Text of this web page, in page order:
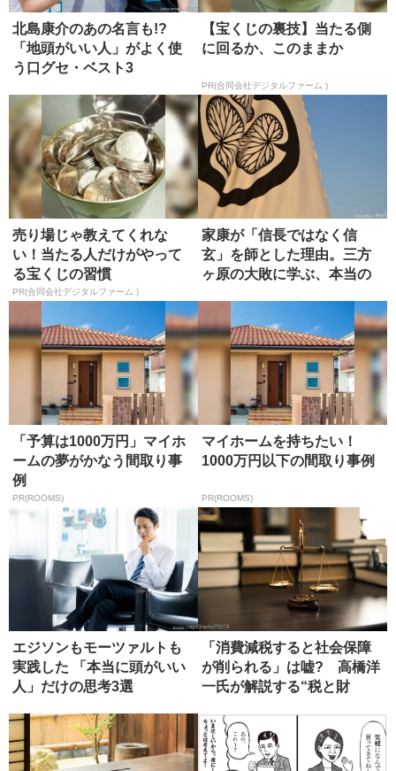
北島康介のあの名言も!?
「地頭がいい人」がよく使
う口グセ・ベスト3
【宝くじの裏技】当たる側
に回るか、このままか
PR(合同会社デジタルファーム )
売り場じゃ教えてくれな
い！当たる人だけがやって
る宝くじの習慣
PR(合同会社デジタルファーム )
家康が「信長ではなく信
玄」を師とした理由。三方
ヶ原の大敗に学ぶ、本当の
「予算は1000万円」マイホ
ームの夢がかなう間取り事
例
PR(ROOMS)
マイホームを持ちたい！
1000万円以下の間取り事例
PR(ROOMS)
エジソンもモーツァルトも
実践した 「本当に頭がいい
人」だけの思考3選
「消費減税すると社会保障
が削られる」は嘘? 高橋洋
一氏が解説する“税と財